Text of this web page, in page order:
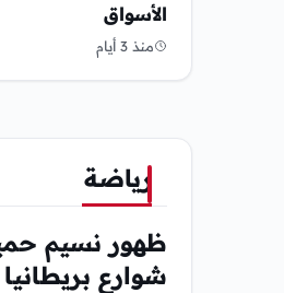
الأسواق
منذ 3 أيام
رياضة
ظهور نسيم
شوارع بريطانيا